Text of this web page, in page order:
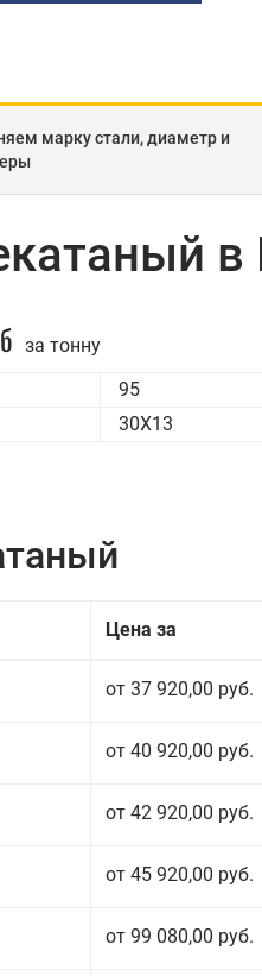
марку стали, диаметр и
за тонну
95
30Х13
Цена за
от 37 920,00 руб.
от 40 920,00 руб.
от 42 920,00 руб.
от 45 920,00 руб.
от 99 080,00 руб.